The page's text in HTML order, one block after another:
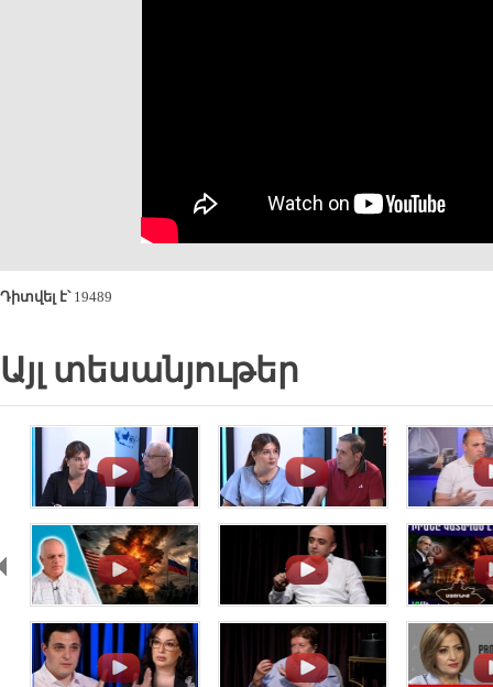
Դիտվել է՝19489
Այլ տեսանյութեր
. . .
. . .
. . .